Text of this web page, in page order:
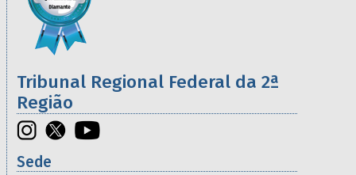
Tribunal Regional Federal da 2ª
Região
Sede